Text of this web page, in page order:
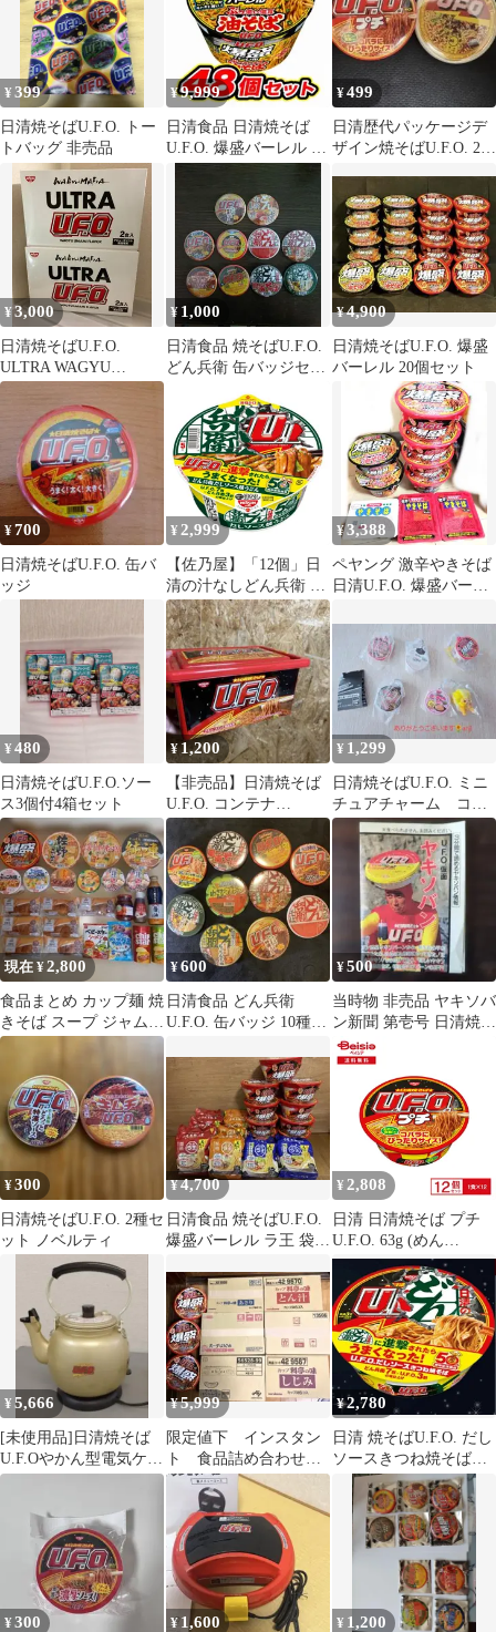
¥399
日清焼そばU.F.O. トー
トバッグ 非売品
¥9,999
日清食品 日清焼そば
U.F.O. 爆盛バーレル 油
¥499
日清歴代パッケージデ
ザイン焼そばU.F.O. 2種
¥3,000
日清焼そばU.F.O.
ULTRA WAGYU
UMAMI FLAVOR 2個
¥ 1,000
日清食品 焼そばU.F.O.
どん兵衛 缶バッジセッ
¥4,900
日清焼そばU.F.O. 爆盛
バーレル 20個セット
¥700
日清焼そばU.F.O. 缶バ
ッジ
¥ 2,999
【佐乃屋】「12個」日
清の汁なしどん兵衛 だ
しソース焼うどん
93g 12個 1箱 日
清 U.F.O ソース焼き
そば どん兵衛 うど
ん
¥3,388
ペヤング 激辛やきそば
日清U.F.O. 爆盛バーレ
¥480
日清焼そばU.F.O.ソー
ス3個付4箱セット
¥1,200
【非売品】日清焼そば
U.F.O. コンテナ
BOX（プチU.F.O. 2食
入り）
¥ 1,299
日清焼そばU.F.O. ミニ
チュアチャーム コン
プリート
現在 ¥2,800
食品まとめ カップ麺 焼
きそば スープ ジャム
はちみつ 醤油 パン お
¥600
日清食品 どん兵衛
U.F.O. 缶バッジ 10種セ
¥500
当時物 非売品 ヤキソバ
ン新聞 第壱号 日清焼そ
ばU.F.O.
¥300
日清焼そばU.F.O. 2種セ
ット ノベルティ
¥4,700
日清食品 焼そばU.F.O.
爆盛バーレル ラ王 袋麺
¥ 2,808
日清 日清焼そば プチ
U.F.O. 63g (めん
50g)×12個
¥5,666
[未使用品]日清焼そば
U.F.Oやかん型電気ケト
ル 非売品 美品 通
¥5,999
限定値下 インスタン
ト 食品詰め合わせ料
亭の味 味噌汁 スープ
DELI UFO
¥2,780
日清 焼そばU.F.O. だし
ソースきつね焼そば
100g×12個（賞味期限：
2026年9月23日）
¥300 ¥ 1,600 ¥ 1,200